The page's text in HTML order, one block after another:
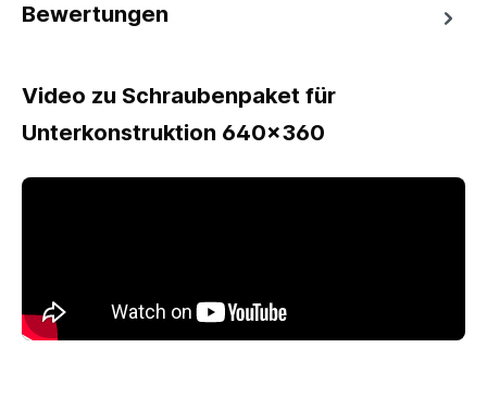
Bewertungen
Video zu Schraubenpaket für
Unterkonstruktion 640x360